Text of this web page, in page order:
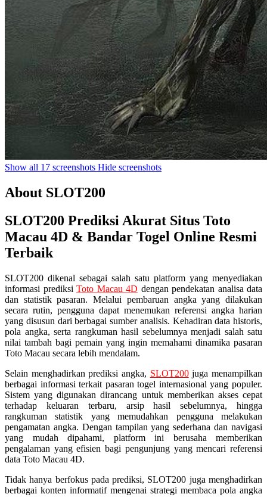
Show all 17 screenshots Hide screenshots
About SLOT200
SLOT200 Prediksi Akurat Situs Toto
Macau 4D & Bandar Togel Online Resmi
Terbaik
SLOT200 dikenal sebagai salah satu platform yang menyediakan
informasi prediksi Toto Macau 4D dengan pendekatan analisa data
dan statistik pasaran. Melalui pembaruan angka yang dilakukan
secara rutin, pengguna dapat menemukan referensi angka harian
yang disusun dari berbagai sumber analisis. Kehadiran data historis,
pola angka, serta rangkuman hasil sebelumnya menjadi salah satu
nilai tambah bagi pemain yang ingin memahami dinamika pasaran
Toto Macau secara lebih mendalam.
Selain menghadirkan prediksi angka, SLOT200juga menampilkan
berbagai informasi terkait pasaran togel internasional yang populer.
Sistem yang digunakan dirancang untuk memberikan akses cepat
terhadap keluaran terbaru, arsip hasil sebelumnya, hingga
rangkuman statistik yang memudahkan pengguna melakukan
pengamatan angka. Dengan tampilan yang sederhana dan navigasi
yang mudah dipahami, platform ini berusaha memberikan
pengalaman yang efisien bagi pengunjung yang mencari referensi
data Toto Macau 4D.
Tidak hanya berfokus pada prediksi, SLOT200 juga menghadirkan
berbagai konten informatif mengenai strategi membaca pola angka